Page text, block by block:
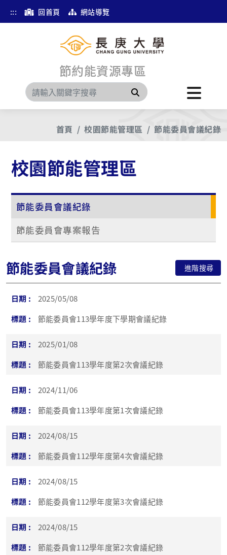
::: 回首頁 網站導覽
節約能資源專區
搜尋
首頁 校園節能管理區 節能委員會議紀錄
校園節能管理區
節能委員會議紀錄
節能委員會專案報告
節能委員會議紀錄 進階搜尋
2025/05/08
節能委員會113學年度下學期會議紀錄
2025/01/08
節能委員會113學年度第2次會議紀錄
2024/11/06
節能委員會113學年度第1次會議紀錄
2024/08/15
節能委員會112學年度第4次會議紀錄
2024/08/15
節能委員會112學年度第3次會議紀錄
2024/08/15
節能委員會112學年度第2次會議紀錄